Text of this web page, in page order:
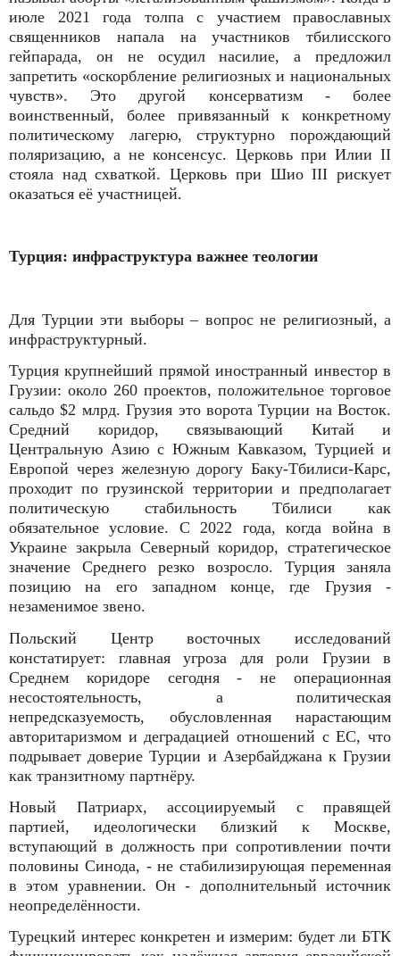
июле 2021 года толпа с участием православных
священников напала на участников тбилисского
гейпарада, он не осудил насилие, а предложил
запретить «оскорбление религиозных и национальных
чувств». Это другой консерватизм - более
воинственный, более привязанный к конкретному
политическому лагерю, структурно порождающий
поляризацию, а не консенсус. Церковь при Илии II
стояла над схваткой. Церковь при Шио III рискует
оказаться её участницей.
Турция: инфраструктура важнее теологии
Для Турции эти выборы – вопрос не религиозный, а
инфраструктурный.
Турция крупнейший прямой иностранный инвестор в
Грузии: около 260 проектов, положительное торговое
сальдо $2 млрд. Грузия это ворота Турции на Восток.
Средний коридор, связывающий Китай и
Центральную Азию с Южным Кавказом, Турцией и
Европой через железную дорогу Баку-Тбилиси-Карс,
проходит по грузинской территории и предполагает
политическую стабильность Тбилиси как
обязательное условие. С 2022 года, когда война в
Украине закрыла Северный коридор, стратегическое
значение Среднего резко возросло. Турция заняла
позицию на его западном конце, где Грузия -
незаменимое звено.
Польский Центр восточных исследований
констатирует: главная угроза для роли Грузии в
Среднем коридоре сегодня - не операционная
несостоятельность, а политическая
непредсказуемость, обусловленная нарастающим
авторитаризмом и деградацией отношений с ЕС, что
подрывает доверие Турции и Азербайджана к Грузии
как транзитному партнёру.
Новый Патриарх, ассоциируемый с правящей
партией, идеологически близкий к Москве,
вступающий в должность при сопротивлении почти
половины Синода, - не стабилизирующая переменная
в этом уравнении. Он - дополнительный источник
неопределённости.
Турецкий интерес конкретен и измерим: будет ли БТК